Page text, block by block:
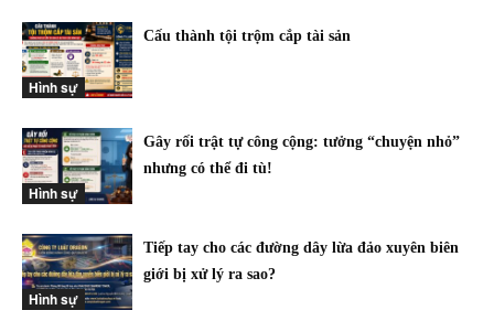
Hình sự
Cấu thành tội trộm cắp tài sản
Hình sự
Gây rối trật tự công cộng: tưởng “chuyện nhỏ”
nhưng có thể đi tù!
Hình sự
Tiếp tay cho các đường dây lừa đảo xuyên biên
giới bị xử lý ra sao?